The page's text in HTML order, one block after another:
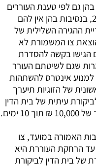
גם לפי טענת העוררים
הקשר שבינם הנו מדצמבר 2024, בנסיבות בהן אין להם
ההגירה השלילית של
צו המשמורת לא
הגישו בקשה להסדרת
שגם לשיטתם העורר
2025) ולצורך למנוע אינטרס להשתהות
של הזוגיות תיערך
עיתית של בית הדין
ימים.
האמורה במועד, צו
עד הרחקת העוררת היא
של בית הדין לביקורת